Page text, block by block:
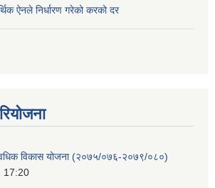
ऐनले निर्धारण गरेको करको दर
विकास योजना (२०७५/०७६-२०७९/०८०)
17:20